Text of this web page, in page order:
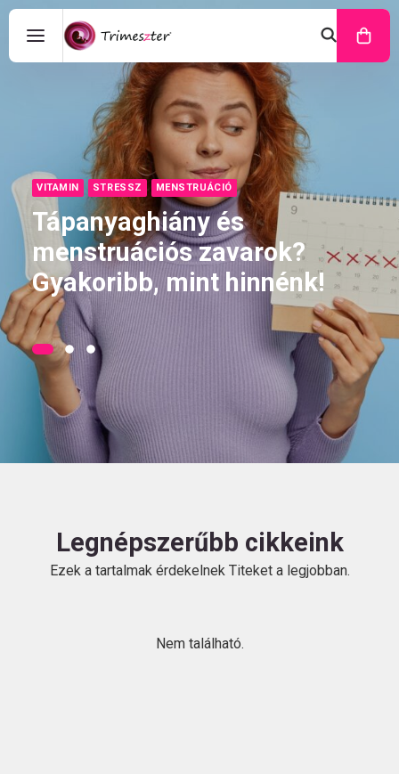
VITAMIN STRESSZ MENSTRUÁCIÓ
Tápanyaghiány és
menstruációs zavarok?
Gyakoribb, mint hinnénk!
Legnépszerűbb cikkeink
Ezek a tartalmak érdekelnek Titeket a legjobban.
Nem található.